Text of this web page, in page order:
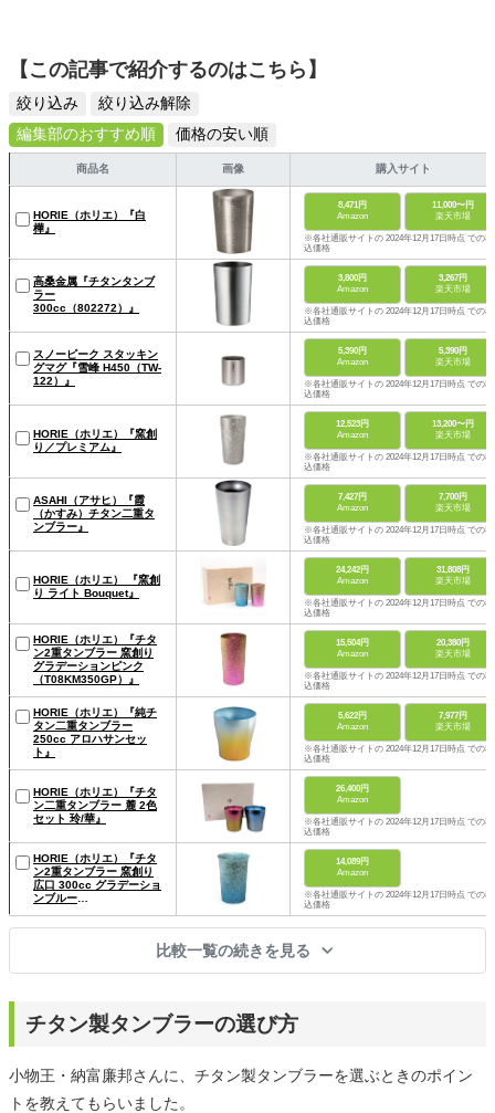
【この記事で紹介するのはこちら】
絞り込み
絞り込み解除
編集部のおすすめ順
価格の安い順
商品名 画像 購入サイト
HORIE（ホリエ）『白
樺』
8,471円
Amazon
11,000〜円
楽天市場
※各社通販サイトの 2024年12月17日時点 での税
込価格
高桑金属『チタンタンブ
ラー
300cc（802272）』
3,800円
Amazon
3,267円
楽天市場
※各社通販サイトの 2024年12月17日時点 での税
込価格
スノーピーク スタッキン
グマグ『雪峰 H450（TW-
122）』
5,390円
Amazon
5,390円
楽天市場
※各社通販サイトの 2024年12月17日時点 での税
込価格
HORIE（ホリエ）『窯創
り／プレミアム』
12,523円
Amazon
13,200〜円
楽天市場
※各社通販サイトの 2024年12月17日時点 での税
込価格
ASAHI（アサヒ）『霞
（かすみ）チタン二重タ
ンブラー』
7,427円
Amazon
7,700円
楽天市場
※各社通販サイトの 2024年12月17日時点 での税
込価格
HORIE（ホリエ） 『窯創
り ライト Bouquet』
24,242円
Amazon
31,808円
楽天市場
※各社通販サイトの 2024年12月17日時点 での税
込価格
HORIE（ホリエ）『チタ
ン2重タンブラー 窯創り
グラデーションピンク
（T08KM350GP）』
15,504円
Amazon
20,380円
楽天市場
※各社通販サイトの 2024年12月17日時点 での税
込価格
HORIE（ホリエ）『純チ
タン二重タンブラー
250cc アロハサンセッ
ト』
5,622円
Amazon
7,977円
楽天市場
※各社通販サイトの 2024年12月17日時点 での税
込価格
HORIE（ホリエ）『チタ
ン二重タンブラー 麓 2色
セット 玲/華』
26,400円
Amazon
※各社通販サイトの 2024年12月17日時点 での税
込価格
HORIE（ホリエ）『チタ
ン2重タンブラー 窯創り
広口 300cc グラデーショ
ンブルー
14,089円
Amazon
※各社通販サイトの 2024年12月17日時点 での税
込価格
比較一覧の続きを見る
チタン製タンブラーの選び方
小物王・納富廉邦さんに、チタン製タンブラーを選ぶときのポイン
トを教えてもらいました。